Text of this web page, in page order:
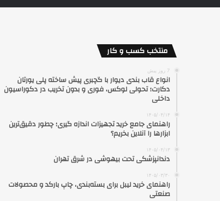
منتخب کسب و کار
7 روز پیش
انواع قاب بندی دیوار با گچبری پیش ساخته پلی یورتان
دکارت؛ تحولی لوکس، فوری و بدون تخریب در دکوراسیون
داخلی
۱۴۰۵/۰۴/۱۴
راهنمای جامع خرید تجهیزات اندازه گیری؛ چطور دقیق‌ترین
ابزارها را آنلاین بخریم؟
۱۴۰۵/۰۴/۱۳
دندانپزشکی تحت بیهوشی در شرق تهران
۱۴۰۵/۰۳/۳۰
راهنمای خرید لیبل برای بسته‌بندی، چاپ بارکد و محصولات
صنعتی